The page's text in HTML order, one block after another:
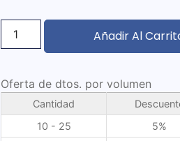
Añadir Al
Oferta de dtos. por volumen
Cantidad
10 - 25
5%